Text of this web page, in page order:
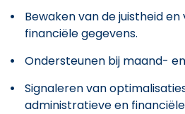
Bewaken van de juistheid
financiële gegevens.
Ondersteunen bij maand-
Signaleren van
administratieve en